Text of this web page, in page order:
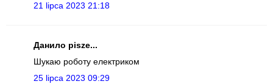
21 lipca 2023 21:18
Данило pisze...
Шукаю роботу електриком
25 lipca 2023 09:29